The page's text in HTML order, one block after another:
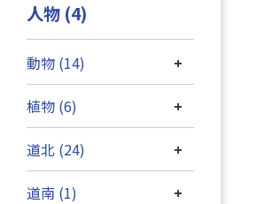
人物 (4)
+
動物 (14)
+
植物 (6)
+
道北 (24)
+
道南 (1)